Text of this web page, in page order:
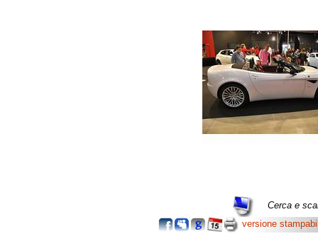
Cerca e
versione